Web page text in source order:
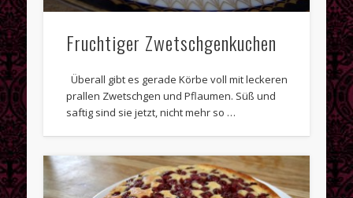
Allgemein
Aus der Küche
Gehen immer
Ostern
Fruchtiger Zwetschgenkuchen
Überall gibt es gerade Körbe voll mit leckeren
prallen Zwetschgen und Pflaumen. Süß und
saftig sind sie jetzt, nicht mehr so …